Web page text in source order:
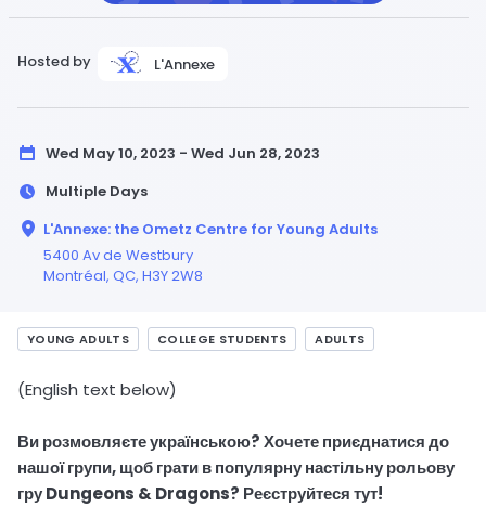
Hosted by L'Annexe
Wed May 10, 2023 - Wed Jun 28, 2023
Multiple Days
L'Annexe: the Ometz Centre for Young Adults
5400 Av de Westbury
Montréal, QC, H3Y 2W8
YOUNG ADULTS COLLEGE STUDENTS ADULTS
(English text below)
Ви розмовляєте українською? Хочете приєднатися до
нашої групи, щоб грати в популярну настільну рольову
гру Dungeons & Dragons? Реєструйтеся тут!